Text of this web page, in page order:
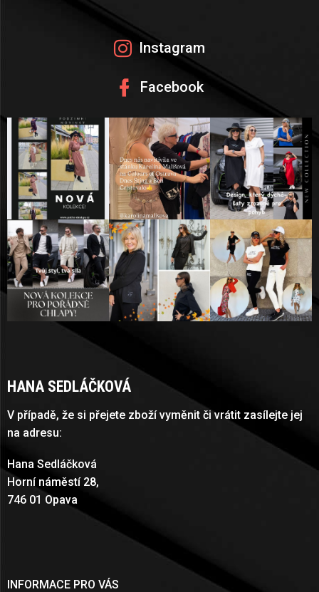
Í
Instagram
Facebook
HANA SEDLÁČKOVÁ
V případě, že si přejete zboží vyměnit či vrátit zasílejte jej
na adresu:
Hana Sedláčková
Horní náměstí 28,
746 01 Opava
INFORMACE PRO VÁS